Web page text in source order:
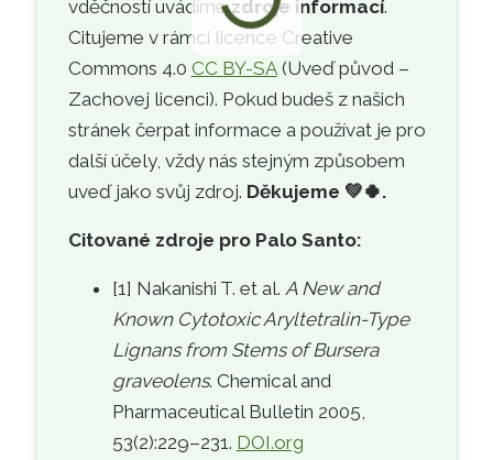
vděčností uvádímezdroje informací.
Citujeme v rámci licence Creative
Commons 4.0 CC BY-SA(Uveď původ –
Zachovej licenci). Pokud budeš z našich
stránek čerpat informace a používat je pro
další účely, vždy nás stejným způsobem
uveď jako svůj zdroj. Děkujeme 💚🍀.
Citované zdroje pro Palo Santo:
[1] Nakanishi T. et al. A New and
Known Cytotoxic Aryltetralin-Type
Lignans from Stems of Bursera
graveolens. Chemical and
Pharmaceutical Bulletin 2005,
53(2):229–231. DOI.org